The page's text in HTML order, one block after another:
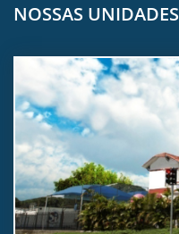
NOSSAS UNIDADES